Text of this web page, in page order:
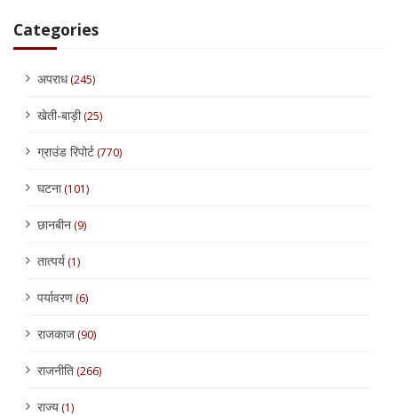
Categories
अपराध(245)
खेती-बाड़ी(25)
ग्राउंड रिपोर्ट(770)
घटना(101)
छानबीन(9)
तात्पर्य(1)
पर्यावरण(6)
राजकाज(90)
राजनीति(266)
राज्य(1)